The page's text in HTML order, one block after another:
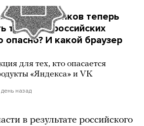
и других банков теперь
только в российских
опасно? И какой браузер
для тех, кто опасается
«Яндекса» и VK
день назад
в результате российского